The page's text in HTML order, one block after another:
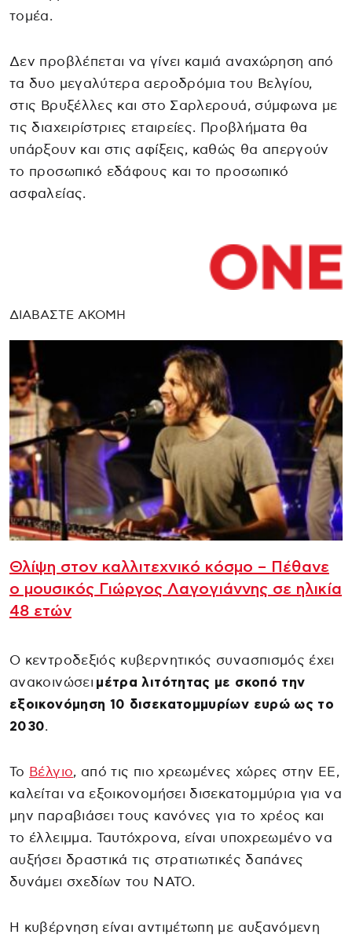
τομέα.
Δεν προβλέπεται να γίνει καμιά αναχώρηση από
τα δυο μεγαλύτερα αεροδρόμια του Βελγίου,
στις Βρυξέλλες και στο Σαρλερουά, σύμφωνα με
τις διαχειρίστριες εταιρείες. Προβλήματα θα
υπάρξουν και στις αφίξεις, καθώς θα απεργούν
το προσωπικό εδάφους και το προσωπικό
ασφαλείας.
ΔΙΑΒΑΣΤΕ ΑΚΟΜΗ
Θλίψη στον καλλιτεχνικό κόσμο – Πέθανε
ο μουσικός Γιώργος Λαγογιάννης σε ηλικία
48 ετών
Ο κεντροδεξιός κυβερνητικός συνασπισμός έχει
ανακοινώσει μέτρα λιτότητας με σκοπό την
εξοικονόμηση 10 δισεκατομμυρίων ευρώ ως το
2030.
Το Βέλγιο, από τις πιο χρεωμένες χώρες στην ΕΕ,
καλείται να εξοικονομήσει δισεκατομμύρια για να
μην παραβιάσει τους κανόνες για το χρέος και
το έλλειμμα. Ταυτόχρονα, είναι υποχρεωμένο να
αυξήσει δραστικά τις στρατιωτικές δαπάνες
δυνάμει σχεδίων του NATO.
Η κυβέρνηση είναι αντιμέτωπη με αυξανόμενη